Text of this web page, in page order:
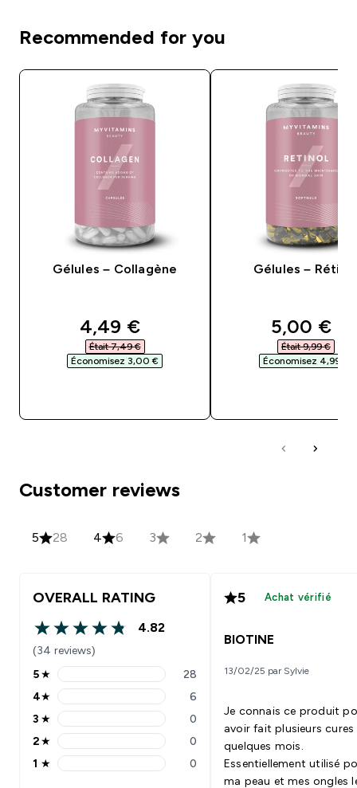
Recommended for you
Gélules – Collagène
discounted price
4,49 €‎
Était 7,49 €‎
Économisez 3,00 €‎
Gélules –
5,00 €‎
Était 9,99 €‎
Économisez 4,99 €‎
Customer reviews
5 28 4 6 3 2 1
OVERALL RATING
4.82 out of 5 stars
4.82
(34 reviews)
5 stars rating 28 reviews
5★ 28
4 stars rating 6 reviews
4★ 6
3 stars rating 0 reviews
3 ★ 0
2 stars rating 0 reviews
2★ 0
1 stars rating 0 reviews
1 ★ 0
5 Achat vérifié
BIOTINE
13/02/25 par Sylvie
Je connais ce produit
avoir fait plusieurs cures
quelques mois.
Essentiellement utilisé
ma peau et mes ongles